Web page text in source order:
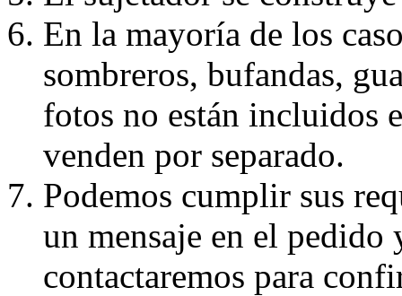
En la mayoría de los
sombreros, bufandas,
fotos no están incluidos
venden por separado.
Podemos cumplir sus
un mensaje en el pedido
contactaremos para